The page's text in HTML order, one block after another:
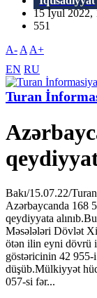
15 İyul 2022,
551
A- A A+
EN RU
Turan
Bakı/15.07.22/
Azərbaycanda 168
qeydiyyata
Məsələləri Dövlət
ötən ilin eyni dövrü
göstəricinin 42 955-
düşüb.Mülkiyyət
057-si fər...